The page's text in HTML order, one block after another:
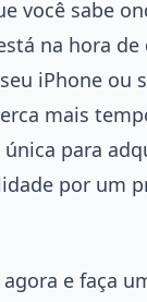
você sabe
na hora
iPhone ou
mais
para
por um
e faça